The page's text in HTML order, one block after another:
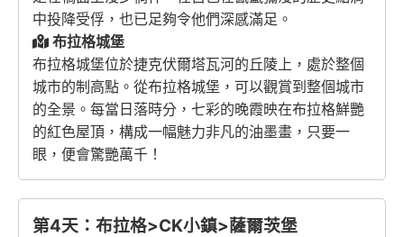
中投降受俘，也已足夠令他們深感滿足。
布拉格城堡
布拉格城堡位於捷克伏爾塔瓦河的丘陵上，處於整個
城市的制高點。從布拉格城堡，可以觀賞到整個城市
的全景。每當日落時分，七彩的晚霞映在布拉格鮮艷
的紅色屋頂，構成一幅魅力非凡的油墨畫，只要一
眼，便會驚艷萬千！
第4天：布拉格>CK小鎮>薩爾茨堡